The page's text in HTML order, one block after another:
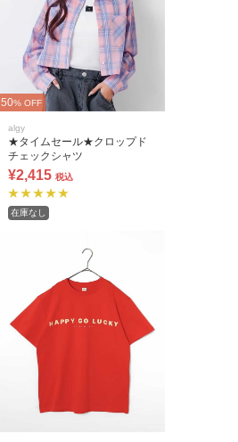
50% OFF
algy
★タイムセール★クロップド
チェックシャツ
¥2,415 税込
在庫なし